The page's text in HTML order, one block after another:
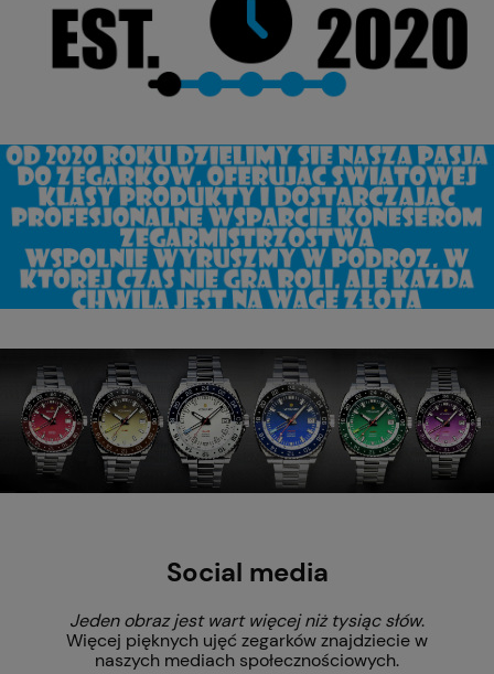
Social media
Jeden obraz jest wart więcej niż tysiąc słów.
Więcej pięknych ujęć zegarków znajdziecie w
naszych mediach społecznościowych.